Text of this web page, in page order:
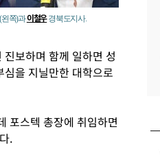
쪽)과이철우경북도지사.
보하며 함께 일하면 성
을 지닐만한 대학으로
포스텍 총장에 취임하면
.